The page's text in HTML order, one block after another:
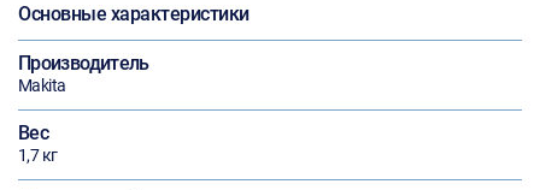
Основные характеристики
Производитель
Makita
Вес
1,7 кг